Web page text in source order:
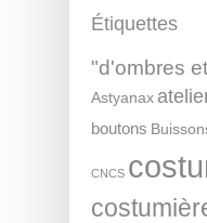
Étiquettes
"d'ombres
Astyanax
boutons
CNCS